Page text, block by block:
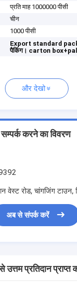
प्रति माह 1000000 पीसी
चीन
1000 पीसी
Export standard
पैकिंग। carton
और देखो
सम्पर्क करने का विवरण
रोड, चांगजिंग टाउन,
अब से संपर्क करें
उत्तम प्रतिदान प्राप्त